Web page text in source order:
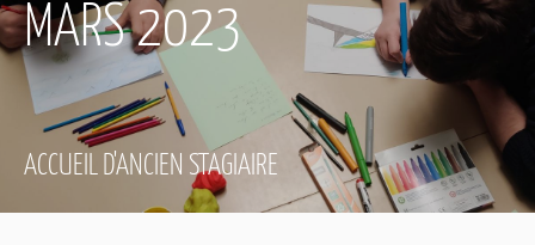
MARS 2023
ACCUEIL D'ANCIEN STAGIAIRE